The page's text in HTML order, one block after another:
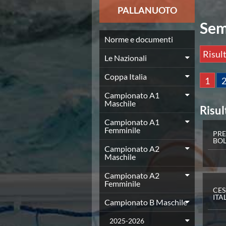
News
Europei a modo Mei
Nuoto
Eventi attività agonistica
Calendario nazionale
Norme e documenti
Risultati e Classifiche
Graduatorie
Graduatorie Stagione 2025-2026
Azzurri
Records
News
Flash News
Pallanuoto
Norme e documenti
Le Nazionali
Coppa Italia
Campionato A1 Maschile
Campionato A1 Femminile
PALLANUOTO
Norme e documenti
Le Nazionali
Coppa Italia
Campionato A1
Maschile
Campionato A1
Femminile
Campionato A2
Maschile
Campionato A2
Femminile
Campionato B Maschile
2025-2026
1 2